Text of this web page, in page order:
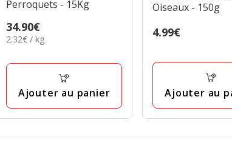
Perroquets - 15Kg
Prix
34.90€
34.90€
2.32€
Kg
2.32€ / kg
Ajouter au panier
Oiseaux - 150g
Prix
4.99€
Ajouter au